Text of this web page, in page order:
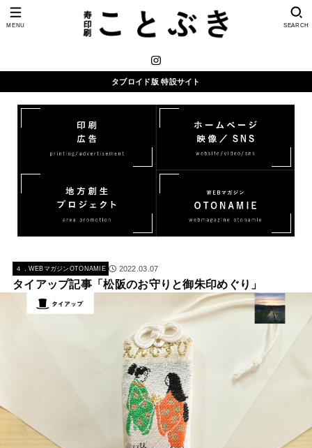
SEARCH
MENU
タブロイド版 特設サイト
４．WEBマガジンOTONAMIE 2022.03.07
タイアップ記事「松阪のお守りと御朱印めぐり」